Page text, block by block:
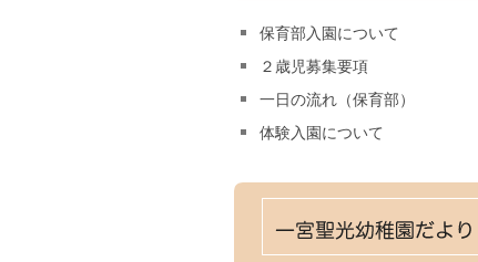
保育部入園について
２歳児募集要項
一日の流れ（保育部）
体験入園について